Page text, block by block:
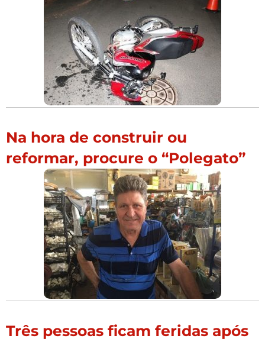
Na hora de construir ou
reformar, procure o “Polegato”
Três pessoas ficam feridas após